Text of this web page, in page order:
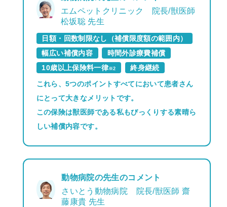
エムペットクリニック 院長/獣医師
松坂聡 先生
日額・回数制限なし（補償限度額の範囲内）
幅広い補償内容
時間外診療費補償
10歳以上保険料一律※2 終身継続
これら、5つのポイントすべてにおいて患者さん
にとって大きなメリットです。
この保険は獣医師である私もびっくりする素晴ら
しい補償内容です。
動物病院の先生のコメント
さいとう動物病院 院長/獣医師 齋
藤康貴 先生